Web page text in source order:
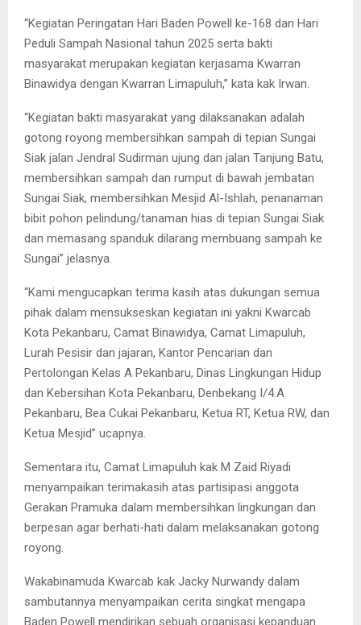
“Kegiatan Peringatan Hari Baden Powell ke-168 dan Hari
Peduli Sampah Nasional tahun 2025 serta bakti
masyarakat merupakan kegiatan kerjasama Kwarran
Binawidya dengan Kwarran Limapuluh,” kata kak Irwan.
“Kegiatan bakti masyarakat yang dilaksanakan adalah
gotong royong membersihkan sampah di tepian Sungai
Siak jalan Jendral Sudirman ujung dan jalan Tanjung Batu,
membersihkan sampah dan rumput di bawah jembatan
Sungai Siak, membersihkan Mesjid Al-Ishlah, penanaman
bibit pohon pelindung/tanaman hias di tepian Sungai Siak
dan memasang spanduk dilarang membuang sampah ke
Sungai” jelasnya.
“Kami mengucapkan terima kasih atas dukungan semua
pihak dalam mensukseskan kegiatan ini yakni Kwarcab
Kota Pekanbaru, Camat Binawidya, Camat Limapuluh,
Lurah Pesisir dan jajaran, Kantor Pencarian dan
Pertolongan Kelas A Pekanbaru, Dinas Lingkungan Hidup
dan Kebersihan Kota Pekanbaru, Denbekang I/4.A
Pekanbaru, Bea Cukai Pekanbaru, Ketua RT, Ketua RW, dan
Ketua Mesjid” ucapnya.
Sementara itu, Camat Limapuluh kak M Zaid Riyadi
menyampaikan terimakasih atas partisipasi anggota
Gerakan Pramuka dalam membersihkan lingkungan dan
berpesan agar berhati-hati dalam melaksanakan gotong
royong.
Wakabinamuda Kwarcab kak Jacky Nurwandy dalam
sambutannya menyampaikan cerita singkat mengapa
Baden Powell mendirikan sebuah organisasi kepanduan